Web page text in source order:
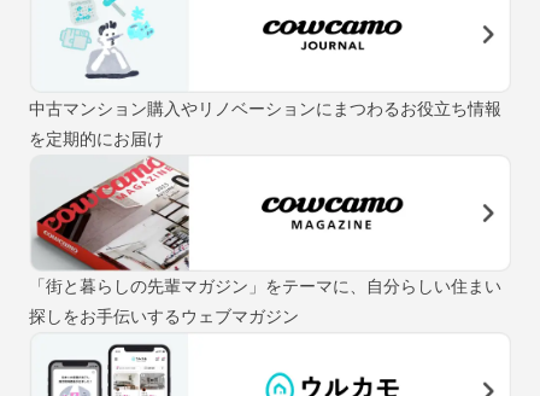
中古マンション購入やリノベーションにまつわるお役立ち情報
を定期的にお届け
「街と暮らしの先輩マガジン」をテーマに、自分らしい住まい
探しをお手伝いするウェブマガジン